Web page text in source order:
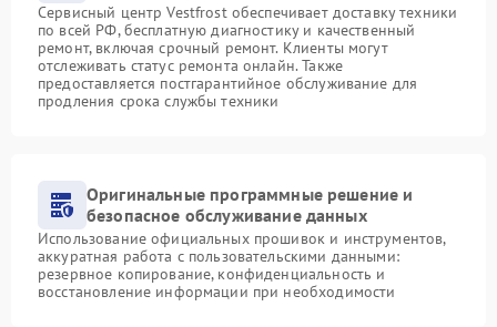
Сервисный центр Vestfrost обеспечивает доставку техники
по всей РФ, бесплатную диагностику и качественный
ремонт, включая срочный ремонт. Клиенты могут
отслеживать статус ремонта онлайн. Также
предоставляется постгарантийное обслуживание для
продления срока службы техники
Оригинальные программные решение и
безопасное обслуживание данных
Использование официальных прошивок и инструментов,
аккуратная работа с пользовательскими данными:
резервное копирование, конфиденциальность и
восстановление информации при необходимости